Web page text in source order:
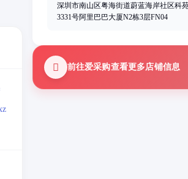
深圳市南山区粤海街道蔚蓝海岸社区科
3331号阿里巴巴大厦N2栋3层FN04
前往爱采购查看更多店铺信息